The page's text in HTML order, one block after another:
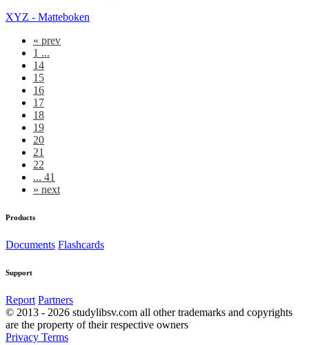
XYZ - Matteboken
« prev
1 ...
14
15
16
17
18
19
20
21
22
... 41
» next
Products
Documents Flashcards
Support
Report Partners
© 2013 - 2026 studylibsv.com all other trademarks and copyrights
are the property of their respective owners
Privacy Terms